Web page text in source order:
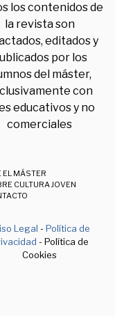
los contenidos de
la revista son
editados y
por los
del máster,
con
educativos y no
comerciales
EL MÁSTER
CULTURA JOVEN
Legal -Política de
- Política de
Cookies